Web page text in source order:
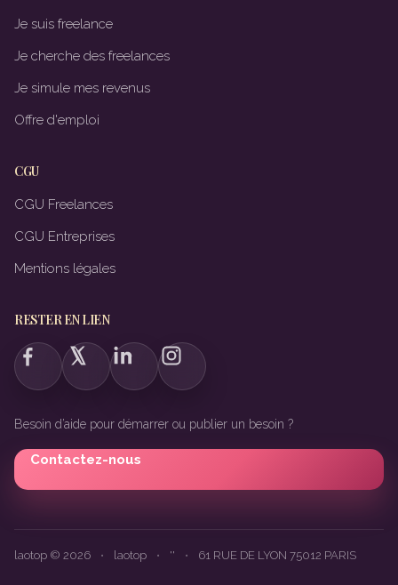
Je suis freelance
Je cherche des freelances
Je simule mes revenus
Offre d'emploi
CGU
CGU Freelances
CGU Entreprises
Mentions légales
RESTER EN LIEN
Besoin d’aide pour démarrer ou publier un besoin ?
Contactez-nous
laotop © 2026 • laotop • '' • 61 RUE DE LYON 75012 PARIS